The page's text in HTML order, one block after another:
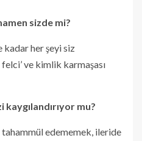
sizde mi?
kadar her şeyi siz
ve kimlik karmaşası
mu?
tahammül edememek, ileride